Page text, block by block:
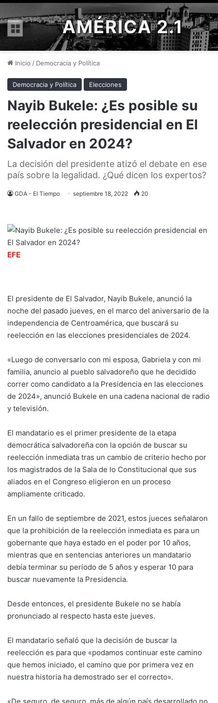
Menú AMÉRICA 2.1
Inicio / Democracia y Política
Democracia y Política Elecciones
Nayib Bukele: ¿Es posible su
reelección presidencial en El
Salvador en 2024?
La decisión del presidente atizó el debate en ese
país sobre la legalidad. ¿Qué dicen los expertos?
GDA - El Tiempo septiembre 18, 2022 20
EFE
El presidente de El Salvador, Nayib Bukele, anunció la
noche del pasado jueves, en el marco del aniversario de la
independencia de Centroamérica, que buscará su
reelección en las elecciones presidenciales de 2024.
«Luego de conversarlo con mi esposa, Gabriela y con mi
familia, anuncio al pueblo salvadoreño que he decidido
correr como candidato a la Presidencia en las elecciones
de 2024», anunció Bukele en una cadena nacional de radio
y televisión.
El mandatario es el primer presidente de la etapa
democrática salvadoreña con la opción de buscar su
reelección inmediata tras un cambio de criterio hecho por
los magistrados de la Sala de lo Constitucional que sus
aliados en el Congreso eligieron en un proceso
ampliamente criticado.
En un fallo de septiembre de 2021, estos jueces señalaron
que la prohibición de la reelección inmediata es para un
gobernante que haya estado en el poder por 10 años,
mientras que en sentencias anteriores un mandatario
debía terminar su período de 5 años y esperar 10 para
buscar nuevamente la Presidencia.
Desde entonces, el presidente Bukele no se había
pronunciado al respecto hasta este jueves.
El mandatario señaló que la decisión de buscar la
reelección es para que «podamos continuar este camino
que hemos iniciado, el camino que por primera vez en
nuestra historia ha demostrado ser el correcto».